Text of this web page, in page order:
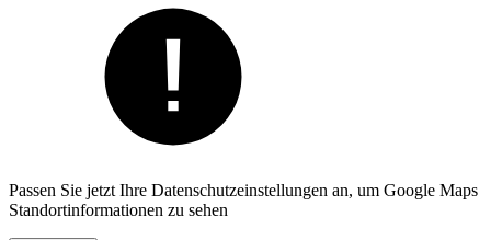
Passen Sie jetzt Ihre Datenschutzeinstellungen an, um Google Maps
Standortinformationen zu sehen